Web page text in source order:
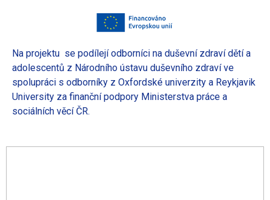
Na projektu se podílejí odborníci na duševní zdraví dětí a
adolescentů z Národního ústavu duševního zdraví ve
spolupráci s odborníky z Oxfordské univerzity a Reykjavik
University za finanční podpory Ministerstva práce a
sociálních věcí ČR.